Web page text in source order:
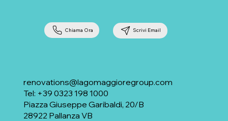
Chiama Ora Scrivi Email
renovations@lagomaggioregroup.com
Tel: +39 0323 198 1000
Piazza Giuseppe Garibaldi, 20/B
28922 Pallanza VB